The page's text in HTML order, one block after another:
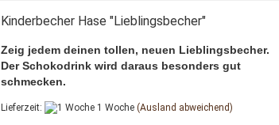
Kinderbecher Hase "Lieblingsbecher"
Zeig jedem deinen tollen, neuen Lieblingsbecher.
Der Schokodrink wird daraus besonders gut
​​​​​​​schmecken.
Lieferzeit: 1 Woche (Ausland abweichend)